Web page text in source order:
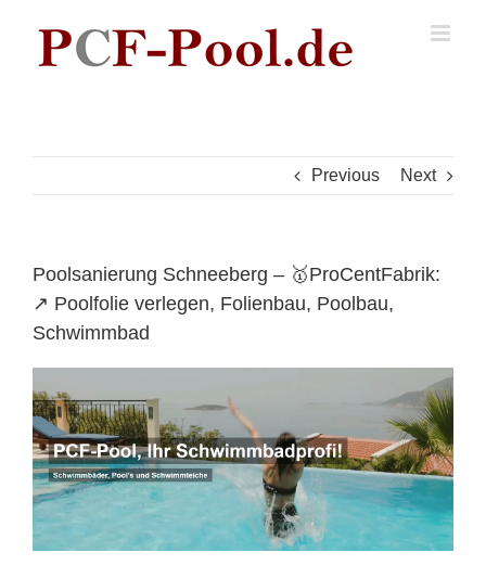
content
Previous Next
Poolsanierung Schneeberg – 🥇ProCentFabrik:
↗️ Poolfolie verlegen, Folienbau, Poolbau,
Schwimmbad